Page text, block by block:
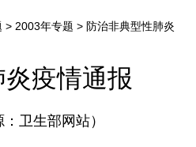
> 2003年专题 > 防治非典型性肺炎
疫情通报
：卫生部网站）